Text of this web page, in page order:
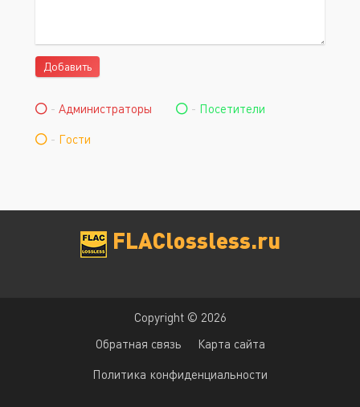
Добавить
- Администраторы - Посетители
- Гости
FLAClossless.ru
Copyright © 2026
Обратная связь
Карта сайта
Политика конфиденциальности